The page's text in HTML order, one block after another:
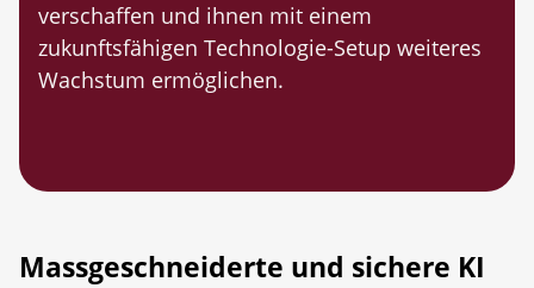
verschaffen und ihnen mit einem
zukunftsfähigen Technologie-Setup weiteres
Wachstum ermöglichen.
Massgeschneiderte und sichere KI